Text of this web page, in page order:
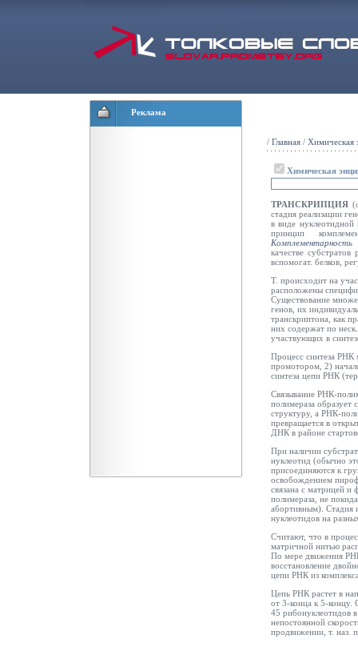
Реклама
/ Главная / Химическая
Химическая
ТРАНСКРИПЦИЯ
стадия реализации
в виде
принцип
Комплементарность
качестве
вспомогат. белков,
Т. происходит на
расположены
Существование
генов, их
транскриптона, как
них содержат по
участвующих в
Процесс синтеза РНК
промотором, 2)
синтеза цепи РНК
Связывание РНК-
полимераза
структуру, а РНК-
превращается в
ДНК в районе
При наличии
нуклеотид (обычно
присоединяются к
освобождением
связана с матрицей
полимераза, не
абортивным). Стадия
нуклеотидов на
Считают, что в
матричной нитью
По мере движения
восстановление
цепи РНК из
Цепь РНК растет в
от 3-конца к 5-концу.
45 рибонуклеотидов
непостоянной
продвижении, т. наз.